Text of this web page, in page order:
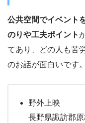
公共空間でイベント
のりや工夫ポイント
てあり、どの人も苦
のお話が面白いです。
野外上映
長野県諏訪郡